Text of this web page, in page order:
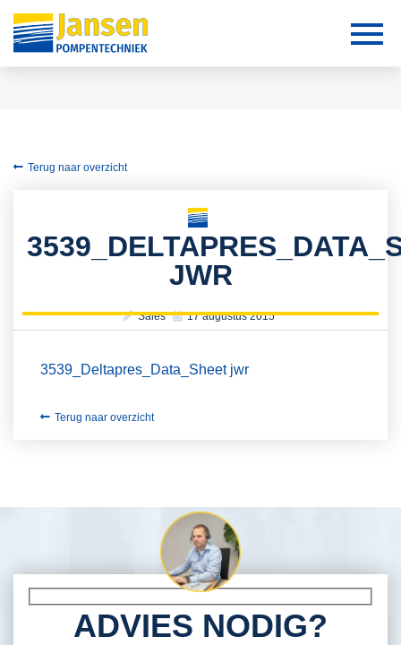
Terug naar overzicht
JWR
Sales 17 augustus 2015
3539_Deltapres_Data_Sheet jwr
Terug naar overzicht
ADVIES NODIG?